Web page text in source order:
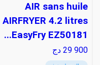
AIR sans huile
AIRFRYER 4.2 litres
EasyFry EZ50181...
29 900 دج